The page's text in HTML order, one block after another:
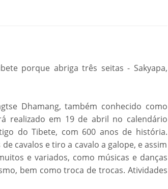
porque abriga três seitas - Sakyapa,
Dhamang, também conhecido como
realizado em 19 de abril no calendário
do Tibete, com 600 anos de história.
cavalos e tiro a cavalo a galope, e assim
e variados, como músicas e danças
bem como troca de trocas. Atividades